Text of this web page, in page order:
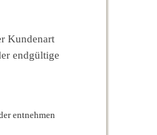
Kundenart
endgültige
entnehmen